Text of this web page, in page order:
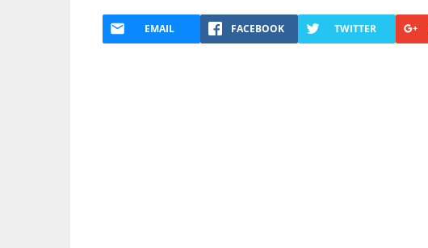
EMAIL FACEBOOK TWITTER